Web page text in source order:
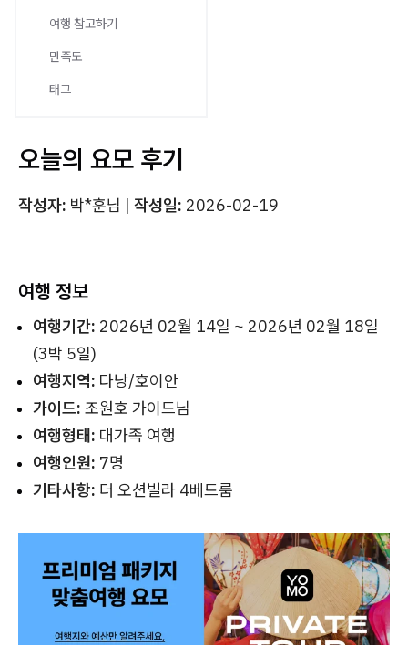
여행 참고하기
만족도
태그
오늘의 요모 후기
작성자: 박*훈님 | 작성일: 2026-02-19
여행 정보
여행기간: 2026년 02월 14일 ~ 2026년 02월 18일
(3박 5일)
여행지역: 다낭/호이안
가이드: 조원호 가이드님
여행형태: 대가족 여행
여행인원: 7명
기타사항: 더 오션빌라 4베드룸